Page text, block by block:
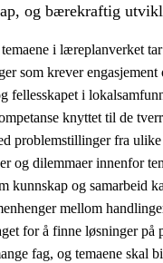
for læring, utvikling og
og utvikling
i fagene
ferdigheter
lære
og bærekraftig
i læreplanverket
som krever engasjement
fellesskapet i
knyttet til de
problemstillinger fra
og dilemmaer innenfor
kunnskap og samarbeid
mellom
for å finne løsninger på
fag, og temaene skal